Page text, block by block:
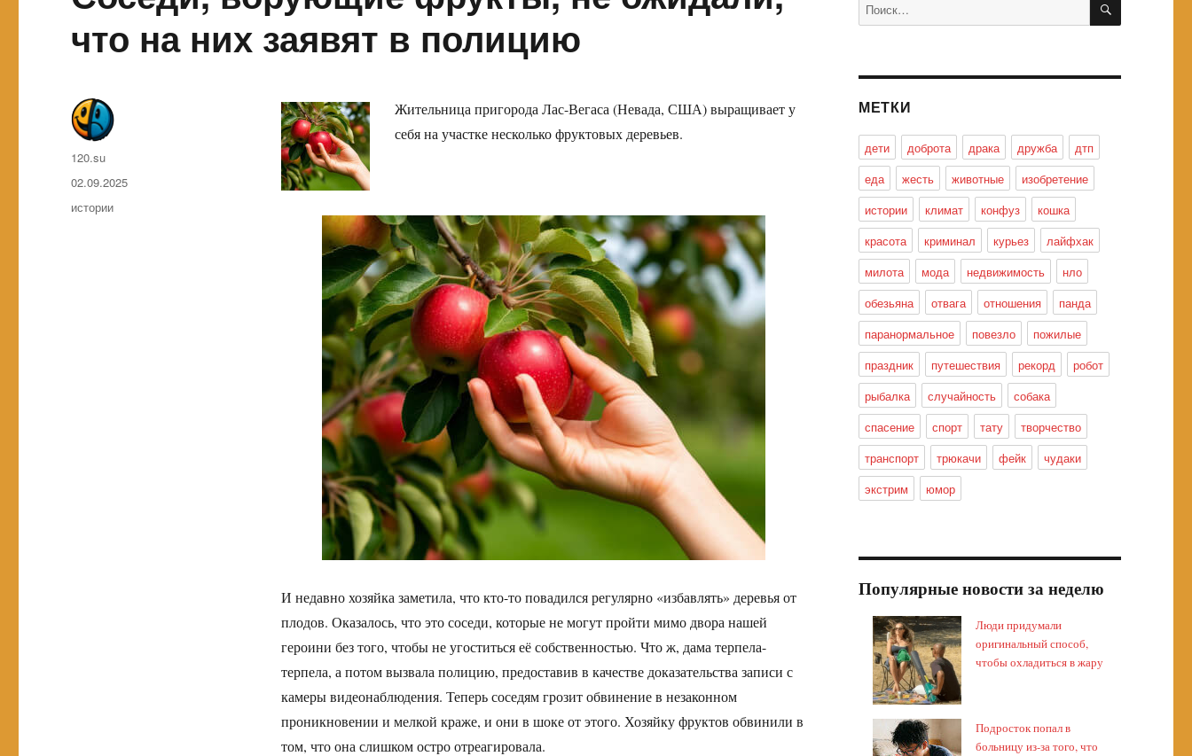
что на них заявят в полицию
Жительница пригорода Лас-Вегаса (Невада, США) выращивает у
себя на участке несколько фруктовых деревьев.
И недавно хозяйка заметила, что кто-то повадился регулярно «избавлять» деревья от
плодов. Оказалось, что это соседи, которые не могут пройти мимо двора нашей
героини без того, чтобы не угоститься её собственностью. Что ж, дама терпела-
терпела, а потом вызвала полицию, предоставив в качестве доказательства записи с
камеры видеонаблюдения. Теперь соседям грозит обвинение в незаконном
проникновении и мелкой краже, и они в шоке от этого. Хозяйку фруктов обвинили в
том, что она слишком остро отреагировала.
Автор
120.su
Опубликовано
02.09.2025
Метки
истории
МЕТКИ
дети доброта драка дружба
дтп
еда
жесть животные
изобретение
истории
климат конфуз
кошка
красота
криминал курьез
лайфхак
милота
мода недвижимость
нло
обезьяна
отвага отношения
панда
паранормальное
повезло
пожилые
праздник
путешествия рекорд
робот
рыбалка
случайность
собака
спасение
спорт тату
творчество
транспорт
трюкачи фейк
чудаки
экстрим
юмор
Популярные новости за неделю
Люди придумали
оригинальный способ,
чтобы охладиться в жару
Подросток попал в
больницу из-за того, что